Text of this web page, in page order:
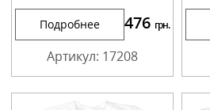
Подробнее 476 грн.
Артикул: 17208